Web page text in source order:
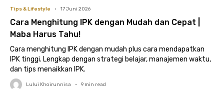
Tips & Lifestyle • 17 Juni 2026
Cara Menghitung IPK dengan Mudah dan Cepat |
Maba Harus Tahu!
Cara menghitung IPK dengan mudah plus cara mendapatkan
IPK tinggi. Lengkap dengan strategi belajar, manajemen waktu,
dan tips menaikkan IPK.
Lului Khoirunnisa • 9 min read